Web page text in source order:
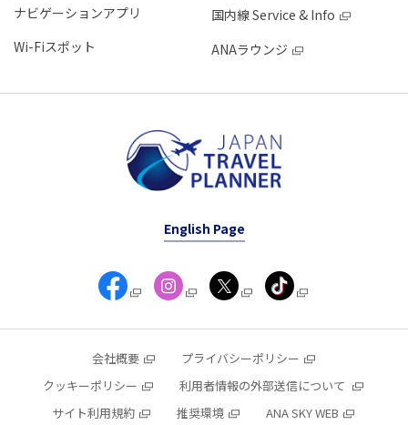
ナビゲーションアプリ
Wi-Fiスポット
国内線 Service & Info
ANAラウンジ
English Page
会社概要
プライバシーポリシー
クッキーポリシー
利用者情報の外部送信について
サイト利用規約
推奨環境 ANA SKY WEB